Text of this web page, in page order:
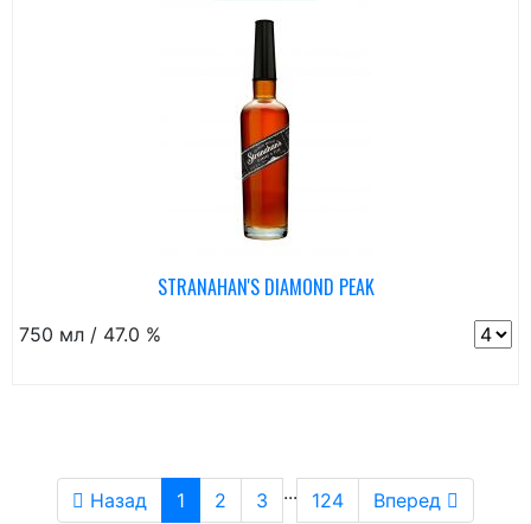
STRANAHAN'S DIAMOND PEAK
750 мл / 47.0 %
Назад 1 2 3 ... 124 Вперед